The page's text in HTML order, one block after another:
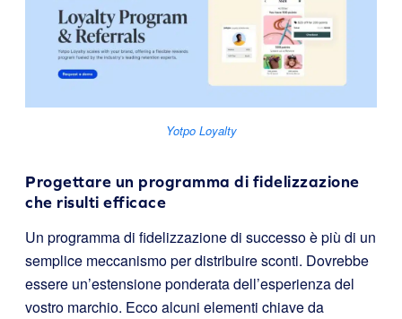
Yotpo Loyalty
Progettare un programma di fidelizzazione
che risulti efficace
Un programma di fidelizzazione di successo è più di un
semplice meccanismo per distribuire sconti. Dovrebbe
essere un’estensione ponderata dell’esperienza del
vostro marchio. Ecco alcuni elementi chiave da